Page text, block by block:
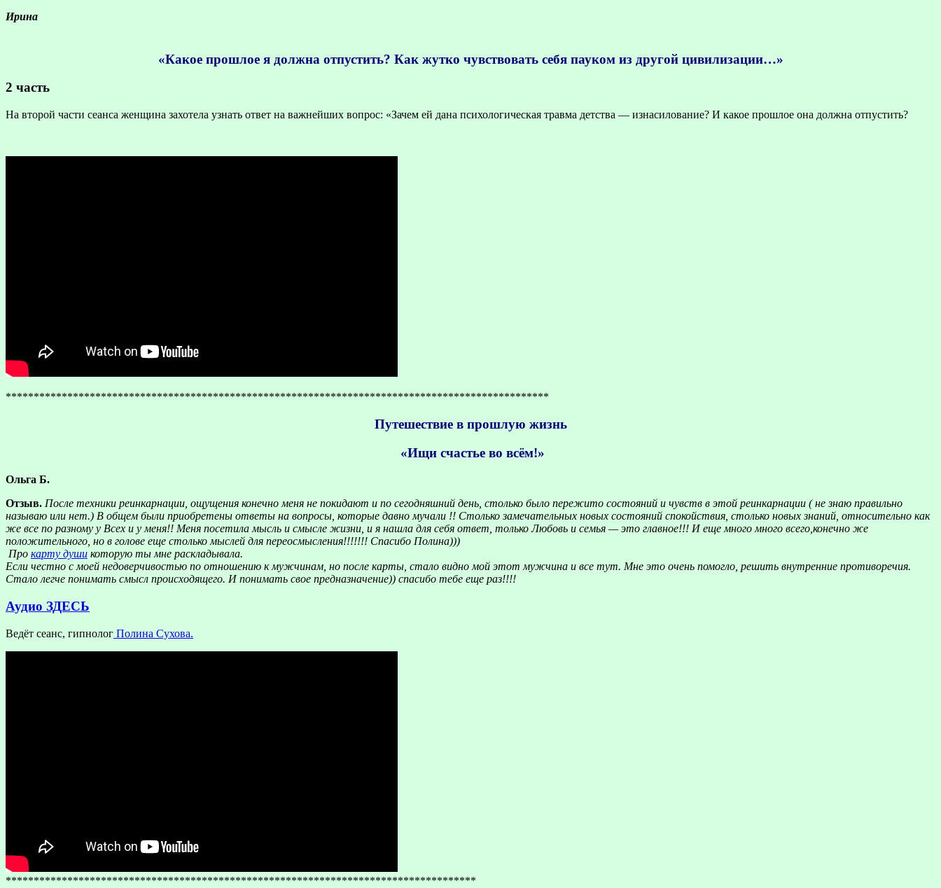
Ирина
«Какое прошлое я должна отпустить? Как жутко чувствовать себя пауком из другой цивилизации…»
2 часть
На второй части сеанса женщина захотела узнать ответ на важнейших вопрос: «Зачем ей дана психологическая травма детства — изнасилование? И какое прошлое она должна отпустить?
*************************************************************************************************
Путешествие в прошлую жизнь
«Ищи счастье во всём!»
Ольга Б.
Отзыв. После техники реинкарнации, ощущения конечно меня не покидают и по сегодняшний день, столько было пережито состояний и чувств в этой реинкарнации ( не знаю правильно
называю или нет.) В общем были приобретены ответы на вопросы, которые давно мучали !! Столько замечательных новых состояний спокойствия, столько новых знаний, относительно как
же все по разному у Всех и у меня!! Меня посетила мысль и смысле жизни, и я нашла для себя ответ, только Любовь и семья — это главное!!! И еще много много всего,конечно же
положительного, но в голове еще столько мыслей для переосмысления!!!!!!! Спасибо Полина)))
Про карту души которую ты мне раскладывала.
Если честно с моей недоверчивостью по отношению к мужчинам, но после карты, стало видно мой этот мужчина и все тут. Мне это очень помогло, решить внутренние противоречия.
Стало легче понимать смысл происходящего. И понимать свое предназначение)) спасибо тебе еще раз!!!!
Аудио ЗДЕСЬ
Ведёт сеанс, гипнолог Полина Сухова.
************************************************************************************